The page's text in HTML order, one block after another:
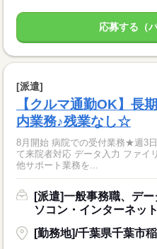
応募する（
[派遣]
【クルマ通勤OK】長
内業務♪残業なし☆
8月開始 病院での受付業務★週3
て来院者対応 データ入力 ファイ
他サポート業務を...
[派遣]一般事務職、デ
ソコン・インターネッ
[勤務地]/千葉県千葉市